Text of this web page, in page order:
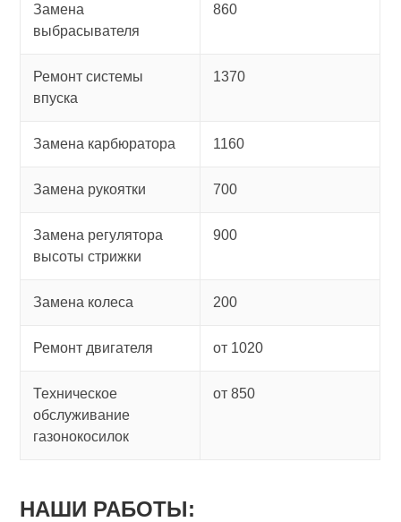
Замена
выбрасывателя
860
Ремонт системы
впуска
1370
Замена карбюратора 1160
Замена рукоятки 700
Замена регулятора
высоты стрижки
900
Замена колеса 200
Ремонт двигателя от 1020
Техническое
обслуживание
газонокосилок
от 850
НАШИ РАБОТЫ: